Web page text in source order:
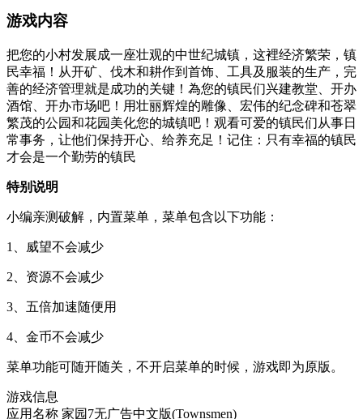
游戏内容
把您的小村发展成一座壮观的中世纪城镇，这裡经济繁荣，镇
民幸福！从开矿、伐木和耕作到首饰、工具及服装的生产，完
善的经济管理就是成功的关键！為您的镇民们兴建教堂、开办
酒馆、开办市场吧！用壮丽辉煌的雕像、宏伟的纪念碑和苍翠
繁茂的公园和花园美化您的城镇吧！观看可爱的镇民们从事日
常事务，让他们保持开心、给养充足！记住：只有幸福的镇民
才会是一个勤劳的镇民
特别说明
小编亲测破解，内置菜单，菜单包含以下功能：
1、威望不会减少
2、资源不会减少
3、五倍加速随便用
4、金币不会减少
菜单功能可随开随关，不开启菜单的时候，游戏即为原版。
游戏信息
应用名称 家园7无广告中文版(Townsmen)